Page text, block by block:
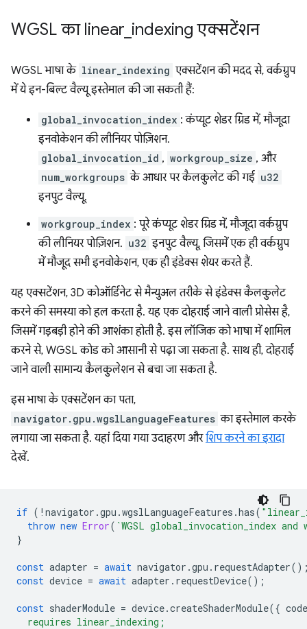
WGSL का linear indexing एक्सटेंशन
WGSL भाषा के linear_indexing एक्सटेंशन की मदद से, वर्कग्रुप
में ये इन-बिल्ट वैल्यू इस्तेमाल की जा सकती हैं:
global_invocation_index : कंप्यूट शेडर ग्रिड में, मौजूदा
इनवोकेशन की लीनियर पोज़िशन.
global_invocation_id , workgroup_size , और
num_workgroups के आधार पर कैलकुलेट की गई u32
इनपुट वैल्यू.
workgroup_index : पूरे कंप्यूट शेडर ग्रिड में, मौजूदा वर्कग्रुप
की लीनियर पोज़िशन. u32 इनपुट वैल्यू, जिसमें एक ही वर्कग्रुप
में मौजूद सभी इनवोकेशन, एक ही इंडेक्स शेयर करते हैं.
यह एक्सटेंशन, 3D कोऑर्डिनेट से मैन्युअल तरीके से इंडेक्स कैलकुलेट
करने की समस्या को हल करता है. यह एक दोहराई जाने वाली प्रोसेस है,
जिसमें गड़बड़ी होने की आशंका होती है. इस लॉजिक को भाषा में शामिल
करने से, WGSL कोड को आसानी से पढ़ा जा सकता है. साथ ही, दोहराई
जाने वाली सामान्य कैलकुलेशन से बचा जा सकता है.
इस भाषा के एक्सटेंशन का पता,
navigator.gpu.wgslLanguageFeatures का इस्तेमाल करके
लगाया जा सकता है. यहां दिया गया उदाहरण औरशिप करने का इरादा
देखें.
if ( ! navigator .gpu .wgslLanguageFeatures .has(
throw new Error( `WGSL global_invocation_index
}
const adapter = await navigator .gpu . requestAdapter
const device = await adapter . requestDevice();
const shaderModule = device.createShaderModule({ code
  requires linear_indexing;